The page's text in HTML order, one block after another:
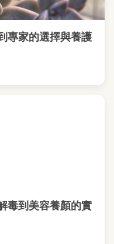
專家的選擇與養護
毒到美容養顏的實